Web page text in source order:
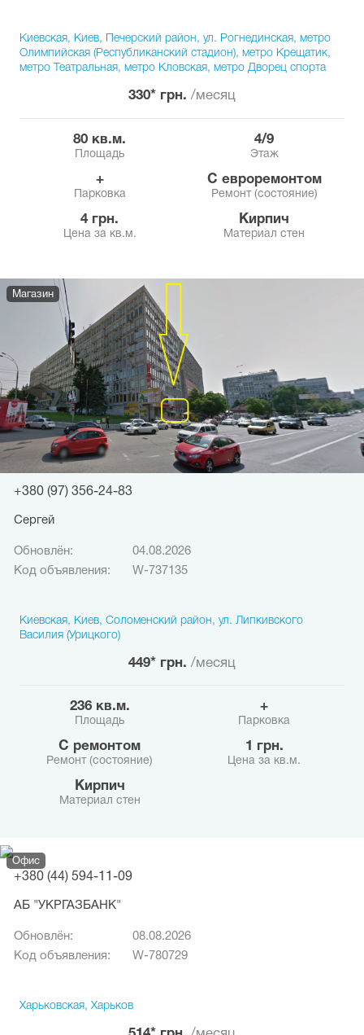
Киевская, Киев, Печерский район, ул. Рогнединская, метро
Олимпийская (Республиканский стадион), метро Крещатик,
метро Театральная, метро Кловская, метро Дворец спорта
330* грн. /месяц
80 кв.м.
Площадь
4/9
Этаж
+
Парковка
с евроремонтом
Ремонт (состояние)
4 грн.
Цена за кв.м.
Кирпич
Материал стен
+380 (97) 356-24-83
Сергей
Обновлён:
04.08.2026
Код объявления:
W-737135
Магазин
Киевская, Киев, Соломенский район, ул. Липкивского
Василия (Урицкого)
449* грн. /месяц
236 кв.м.
Площадь
+
Парковка
с ремонтом
Ремонт (состояние)
1 грн.
Цена за кв.м.
Кирпич
Материал стен
+380 (44) 594-11-09
АБ "УКРГАЗБАНК"
Обновлён:
08.08.2026
Код объявления:
W-780729
Офис
Харьковская, Харьков